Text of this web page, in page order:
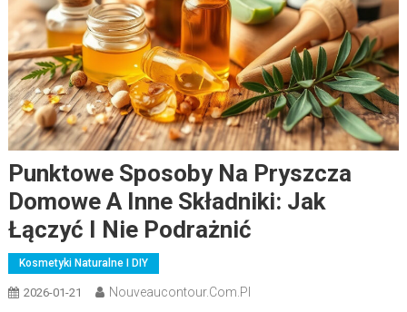
Punktowe Sposoby Na Pryszcza
Domowe A Inne Składniki: Jak
Łączyć I Nie Podrażnić
Kosmetyki Naturalne I DIY
2026-01-21 Nouveaucontour.com.pl